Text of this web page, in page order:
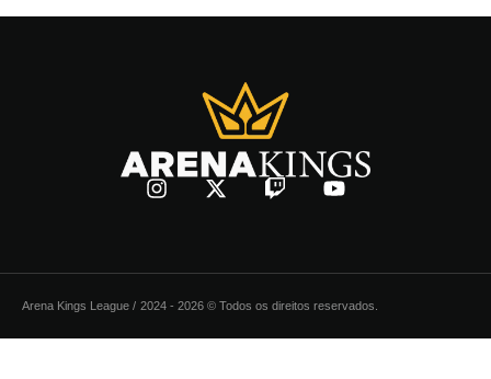
Arena Kings League / 2024 - 2026 © Todos os direitos reservados.